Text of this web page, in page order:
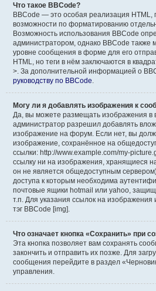
Что такое BBCode?
BBCode — это особая реализация
возможности по форматированию
Возможность использования BBCode
администратором, однако BBCode также
уровне сообщения в форме для его
HTML, но теги в нём заключаются в
>. За дополнительной информацией о
руководству по BBCode
Могу ли я добавлять изображения к
Да, вы можете размещать изображения в
администратор разрешил добавлять
изображение на форум. Если нет, вы
изображение, сохранённое на
ссылки: http://www.example.com/my-
ссылку ни на изображения, хранящиеся
он не является общедоступным
доступа к которым необходима
почтовые ящики hotmail или yahoo,
т.п. Для указания ссылок на
тэг BBCode [img].
Что означает кнопка «Сохранить» при
Эта кнопка позволяет вам сохранять
закончить и отправить их позже. Для
сообщения перейдите в раздел
управления.